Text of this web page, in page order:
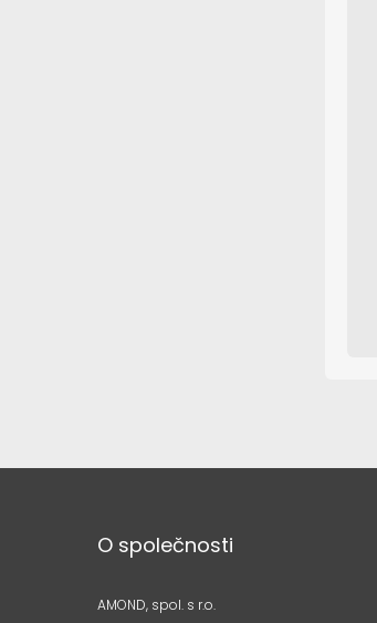
O společnosti
AMOND, spol. s r.o.